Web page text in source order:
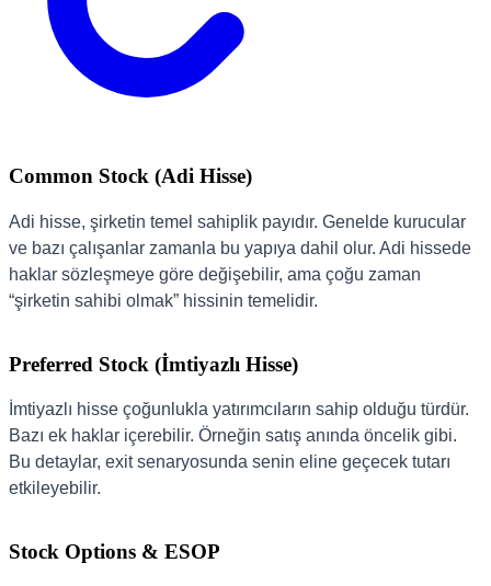
Common Stock (Adi Hisse)
Adi hisse, şirketin temel sahiplik payıdır. Genelde kurucular
ve bazı çalışanlar zamanla bu yapıya dahil olur. Adi hissede
haklar sözleşmeye göre değişebilir, ama çoğu zaman
“şirketin sahibi olmak” hissinin temelidir.
Preferred Stock (İmtiyazlı Hisse)
İmtiyazlı hisse çoğunlukla yatırımcıların sahip olduğu türdür.
Bazı ek haklar içerebilir. Örneğin satış anında öncelik gibi.
Bu detaylar, exit senaryosunda senin eline geçecek tutarı
etkileyebilir.
Stock Options & ESOP